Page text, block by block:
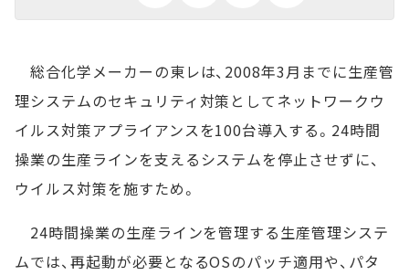
総合化学メーカーの東レは、2008年3月までに生産管
理システムのセキュリティ対策としてネットワークウ
イルス対策アプライアンスを100台導入する。24時間
操業の生産ラインを支えるシステムを停止させずに、
ウイルス対策を施すため。
24時間操業の生産ラインを管理する生産管理システ
ムでは、再起動が必要となるOSのパッチ適用や、パタ